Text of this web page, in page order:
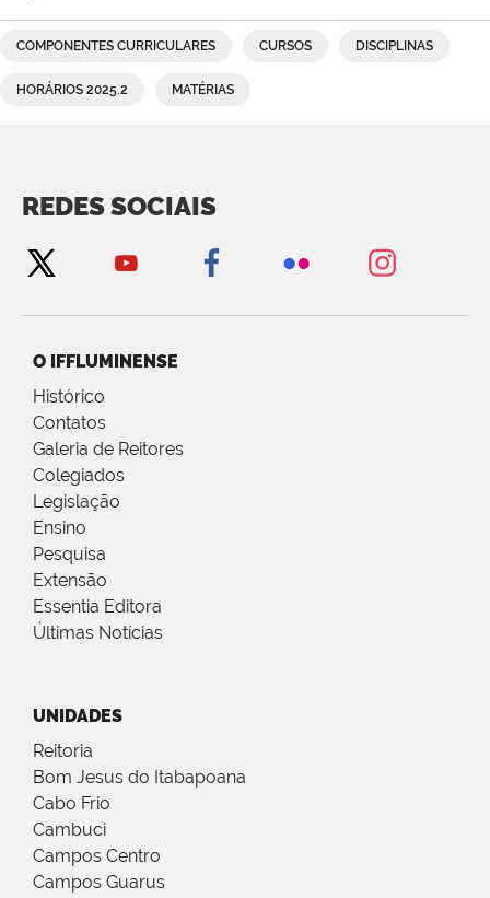
COMPONENTES CURRICULARES CURSOS DISCIPLINAS
HORÁRIOS 2025.2 MATÉRIAS
REDES SOCIAIS
O IFFLUMINENSE
Histórico
Contatos
Galeria de Reitores
Colegiados
Legislação
Ensino
Pesquisa
Extensão
Essentia Editora
Últimas Notícias
UNIDADES
Reitoria
Bom Jesus do Itabapoana
Cabo Frio
Cambuci
Campos Centro
Campos Guarus